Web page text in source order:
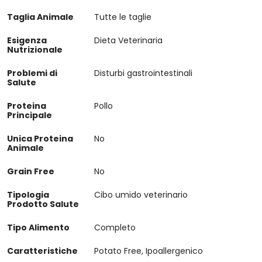
Taglia Animale
Tutte le taglie
Esigenza
Nutrizionale
Dieta Veterinaria
Problemi di
Salute
Disturbi gastrointestinali
Proteina
Principale
Pollo
Unica Proteina
Animale
No
Grain Free
No
Tipologia
Prodotto Salute
Cibo umido veterinario
Tipo Alimento
Completo
Caratteristiche
Potato Free, Ipoallergenico